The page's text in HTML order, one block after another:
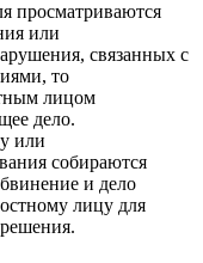
просматриваются
или
связанных с
то
лицом
дело.
или
собираются
и дело
лицу для